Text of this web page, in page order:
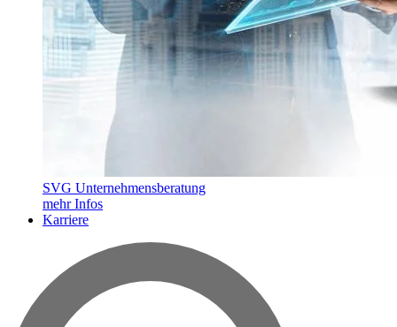
SVG Unternehmensberatung
mehr Infos
Karriere